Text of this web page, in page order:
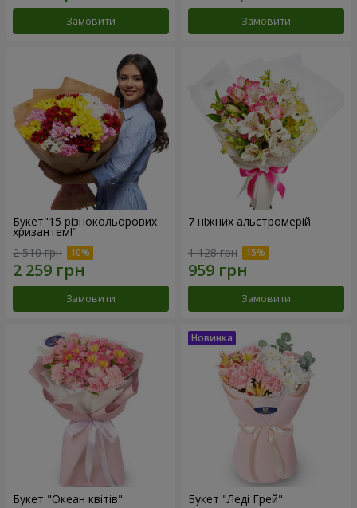
Замовити Замовити
Букет"15 різнокольорових
хризантем!"
2 510 грн
Замовити
7 ніжних альстромерій
1 128 грн
Замовити
Букет "Океан квітів" Букет "Леді Грей"